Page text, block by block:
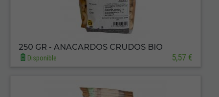
250 GR - ANACARDOS CRUDOS BIO
Disponible 5,57 €